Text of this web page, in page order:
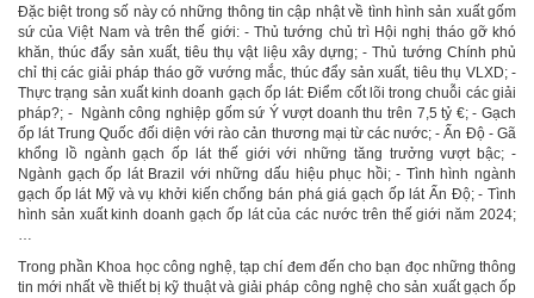
Đặc biệt trong số này có những thông tin cập nhật về tình hình sản xuất gốm
sứ của Việt Nam và trên thế giới: - Thủ tướng chủ trì Hội nghị tháo gỡ khó
khăn, thúc đẩy sản xuất, tiêu thụ vật liệu xây dựng; - Thủ tướng Chính phủ
chỉ thị các giải pháp tháo gỡ vướng mắc, thúc đẩy sản xuất, tiêu thụ VLXD; -
Thực trạng sản xuất kinh doanh gạch ốp lát: Điểm cốt lõi trong chuỗi các giải
pháp?; - Ngành công nghiệp gốm sứ Ý vượt doanh thu trên 7,5 tỷ €; - Gạch
ốp lát Trung Quốc đối diện với rào cản thương mại từ các nước; - Ấn Độ - Gã
khổng lồ ngành gạch ốp lát thế giới với những tăng trưởng vượt bậc; -
Ngành gạch ốp lát Brazil với những dấu hiệu phục hồi; - Tình hình ngành
gạch ốp lát Mỹ và vụ khởi kiến chống bán phá giá gạch ốp lát Ấn Độ; - Tình
hình sản xuất kinh doanh gạch ốp lát của các nước trên thế giới năm 2024;
…
Trong phần Khoa học công nghệ, tạp chí đem đến cho bạn đọc những thông
tin mới nhất về thiết bị kỹ thuật và giải pháp công nghệ cho sản xuất gạch ốp